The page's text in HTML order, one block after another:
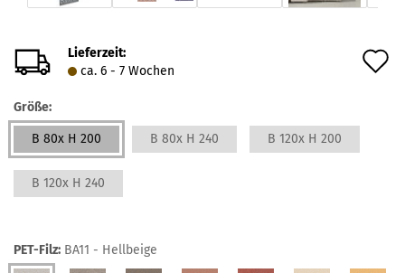
Lieferzeit:
ca. 6 - 7 Wochen
Größe:
B 80x H 200 B 80x H 240 B 120x H 200
B 120x H 240
PET-Filz: BA11 - Hellbeige